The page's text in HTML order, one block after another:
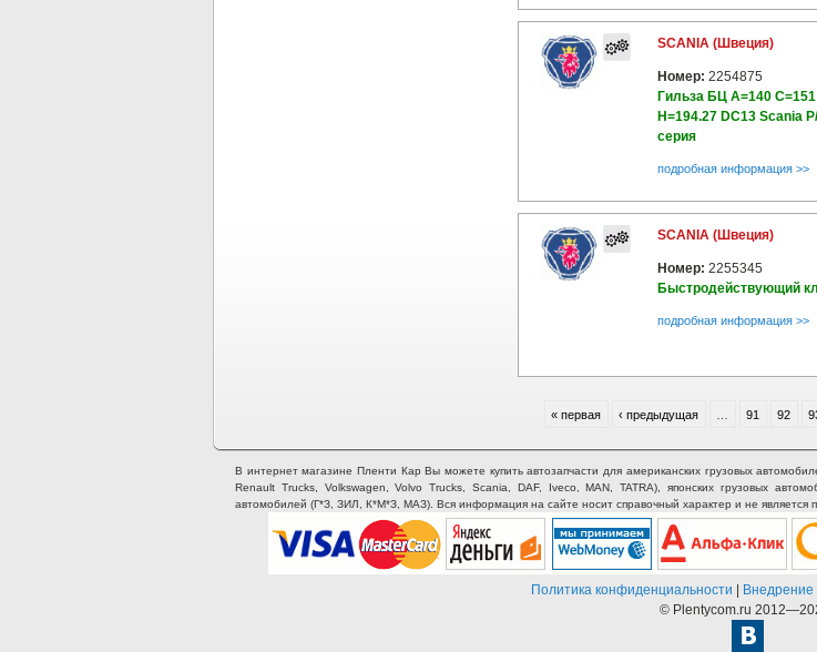
SCANIA (Швеция)
Номер: 2254875
Гильза БЦ A=140
H=194.27 DC13 Scania
серия
подробная информация >>
SCANIA (Швеция)
Номер: 2255345
Быстродействующий
подробная информация >>
« первая ‹ предыдущая 91 92
В интернет магазине Пленти Кар Вы можете купить автозапчасти для американских грузовых
Renault Trucks, Volkswagen, Volvo Trucks, Scania, DAF, Iveco, MAN, TATRA), японских грузовых
автомобилей (Г*З, ЗИЛ, К*М*З, МАЗ). Вся информация на сайте носит справочный характер и не
Политика конфиденциальности Внедрение
© Plentycom.ru